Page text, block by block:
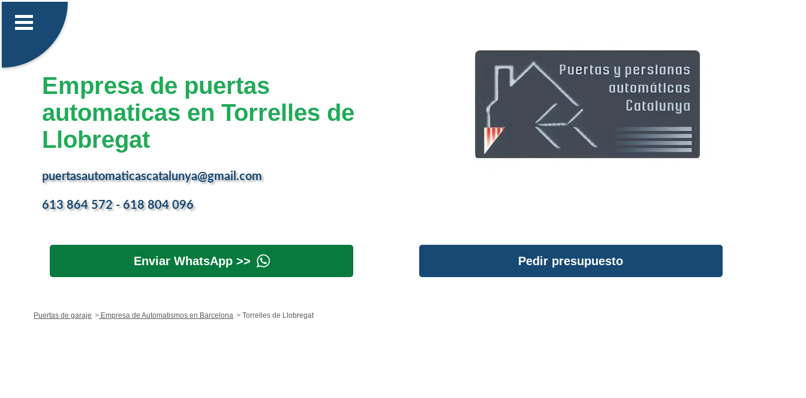
Empresa de puertas
automaticas en Torrelles de
Llobregat
puertasautomaticascatalunya@gmail.com
613 864 572 - 618 804 096
Enviar WhatsApp >> Pedir presupuesto
Puertas de garaje Empresa de Automatismos en Barcelona Torrelles de Llobregat